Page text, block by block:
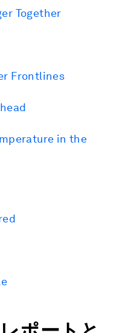
Together
Frontlines
in the